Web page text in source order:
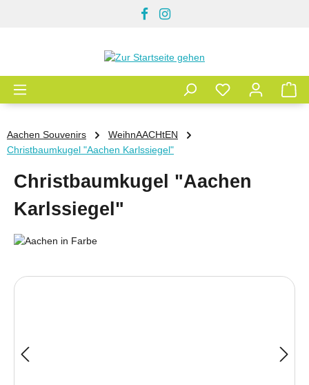
Aachen Souvenirs
WeihnAACHtEN
Christbaumkugel "Aachen Karlssiegel"
Christbaumkugel "Aachen
Karlssiegel"
Bildergalerie überspringen